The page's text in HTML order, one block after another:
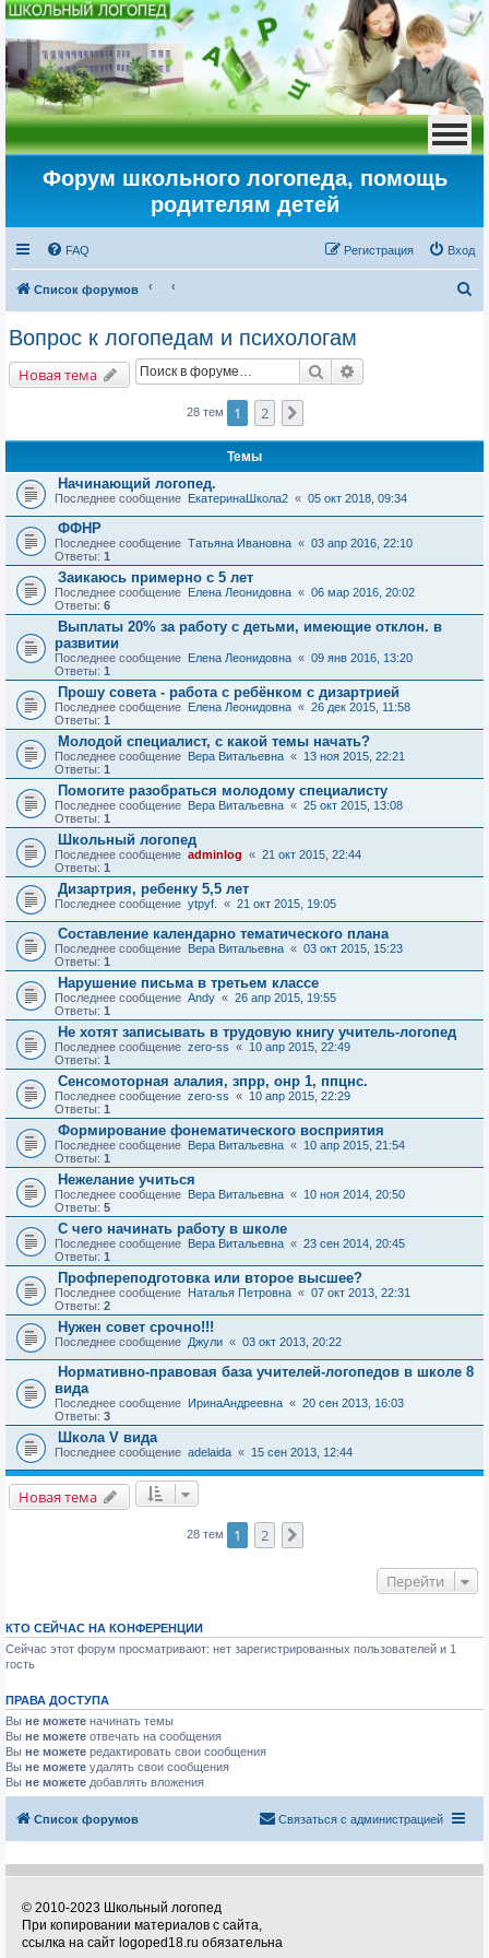
Форум школьного логопеда, помощь
родителям детей
FAQ Вход
Регистрация
Список форумов
о
Вопрос к логопедам и психологам
Новая тема Поиск
28 тем 1 2
Темы
Начинающий логопед.
Последнее сообщение ЕкатеринаШкола2 « 05 окт 2018, 09:34
ФФНР
Последнее сообщение Татьяна Ивановна « 03 апр 2016, 22:10
Ответы: 1
Заикаюсь примерно с 5 лет
Последнее сообщение Елена Леонидовна « 06 мар 2016, 20:02
Ответы: 6
Выплаты 20% за работу с детьми, имеющие отклон. в
развитии
Последнее сообщение Елена Леонидовна « 09 янв 2016, 13:20
Ответы: 1
Прошу совета - работа с ребёнком с дизартрией
Последнее сообщение Елена Леонидовна « 26 дек 2015, 11:58
Ответы: 1
Молодой специалист, с какой темы начать?
Последнее сообщение Вера Витальевна « 13 ноя 2015, 22:21
Ответы: 1
Помогите разобраться молодому специалисту
Последнее сообщение Вера Витальевна « 25 окт 2015, 13:08
Ответы: 1
Школьный логопед
Последнее сообщение adminlog « 21 окт 2015, 22:44
Ответы: 1
Дизартрия, ребенку 5,5 лет
Последнее сообщение ytpyf. « 21 окт 2015, 19:05
Составление календарно тематического плана
Последнее сообщение Вера Витальевна « 03 окт 2015, 15:23
Ответы: 1
Нарушение письма в третьем классе
Последнее сообщение Andy « 26 апр 2015, 19:55
Ответы: 1
Не хотят записывать в трудовую книгу учитель-логопед
Последнее сообщение zero-ss « 10 апр 2015, 22:49
Ответы: 1
Сенсомоторная алалия, зпрр, онр 1, ппцнс.
Последнее сообщение zero-ss « 10 апр 2015, 22:29
Ответы: 1
Формирование фонематического восприятия
Последнее сообщение Вера Витальевна « 10 апр 2015, 21:54
Ответы: 1
Нежелание учиться
Последнее сообщение Вера Витальевна « 10 ноя 2014, 20:50
Ответы: 5
С чего начинать работу в школе
Последнее сообщение Вера Витальевна « 23 сен 2014, 20:45
Ответы: 1
Профпереподготовка или второе высшее?
Последнее сообщение Наталья Петровна « 07 окт 2013, 22:31
Ответы: 2
Нужен совет срочно!!!
Последнее сообщение Джули « 03 окт 2013, 20:22
Нормативно-правовая база учителей-логопедов в школе 8
вида
Последнее сообщение ИринаАндреевна « 20 сен 2013, 16:03
Ответы: 3
Школа V вида
Последнее сообщение adelaida « 15 сен 2013, 12:44
Новая тема
28 тем 1 2
Перейти
КТО СЕЙЧАС НА КОНФЕРЕНЦИИ
Сейчас этот форум просматривают: нет зарегистрированных пользователей и 1
гость
ПРАВА ДОСТУПА
Вы не можете начинать темы
Вы не можете отвечать на сообщения
Вы не можете редактировать свои сообщения
Вы не можете удалять свои сообщения
Вы не можете добавлять вложения
Список форумов Связаться с администрацией
© 2010-2023 Школьный логопед
При копировании материалов с сайта,
ссылка на сайт logoped18.ru обязательна